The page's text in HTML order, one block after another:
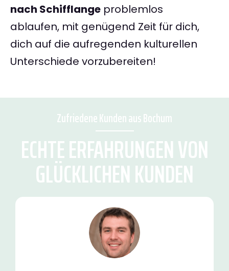
nach Schifflange problemlos
ablaufen, mit genügend Zeit für dich,
dich auf die aufregenden kulturellen
Unterschiede vorzubereiten!
Zufriedene Kunden aus Bochum
ECHTE ERFAHRUNGEN VON
GLÜCKLICHEN KUNDEN